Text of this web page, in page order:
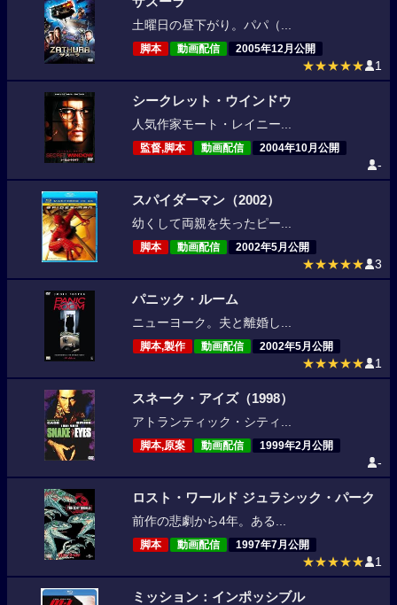
土曜日の昼下がり。パパ（...
脚本 動画配信 2005年12月公開
★★★★★ 1
シークレット・ウインドウ
人気作家モート・レイニー...
監督,脚本 動画配信 2004年10月公開
-
スパイダーマン（2002）
幼くして両親を失ったピー...
脚本 動画配信 2002年5月公開
★★★★★ 3
パニック・ルーム
ニューヨーク。夫と離婚し...
脚本,製作 動画配信 2002年5月公開
★★★★★ 1
スネーク・アイズ（1998）
アトランティック・シティ...
脚本,原案 動画配信 1999年2月公開
-
ロスト・ワールド ジュラシック・パーク
前作の悲劇から4年。ある...
脚本 動画配信 1997年7月公開
★★★★★ 1
ミッション：インポッシブル